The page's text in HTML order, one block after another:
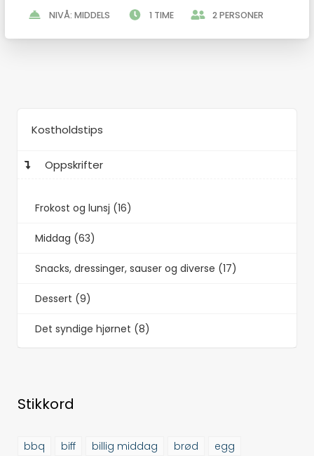
NIVÅ: MIDDELS 1 TIME 2 PERSONER
Kostholdstips
Oppskrifter
Frokost og lunsj (16)
Middag (63)
Snacks, dressinger, sauser og diverse (17)
Dessert (9)
Det syndige hjørnet (8)
Stikkord
bbq biff billig middag brød
egg